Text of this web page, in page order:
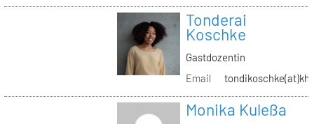
Tonderai
Koschke
Gastdozentin
Email
Monika Kuleßa